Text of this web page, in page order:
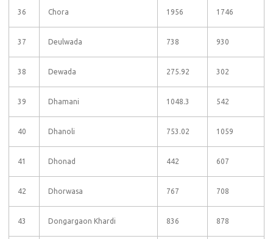
36 Chora 1956 1746
37 Deulwada 738 930
38 Dewada 275.92 302
39 Dhamani 1048.3 542
40 Dhanoli 753.02 1059
41 Dhonad 442 607
42 Dhorwasa 767 708
43 Dongargaon Khardi 836 878